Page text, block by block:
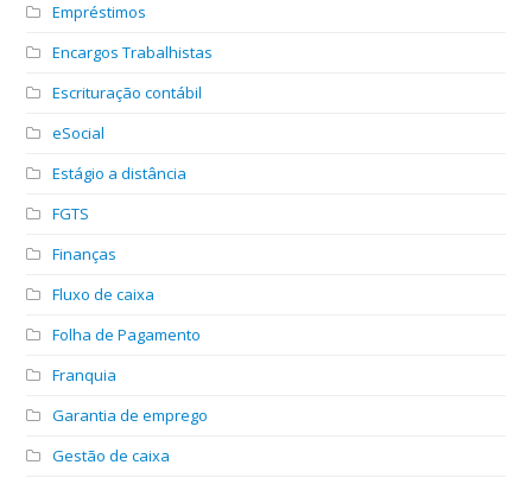
Empréstimos
Encargos Trabalhistas
Escrituração contábil
eSocial
Estágio a distância
FGTS
Finanças
Fluxo de caixa
Folha de Pagamento
Franquia
Garantia de emprego
Gestão de caixa